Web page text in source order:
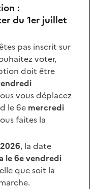
:
du 1er juillet
voter,
doit être
vous déplacez
le 6e mercredi
faites la
, la date
le 6e vendredi
que soit la